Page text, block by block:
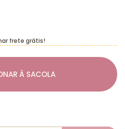
À SACOLA
frete grátis!